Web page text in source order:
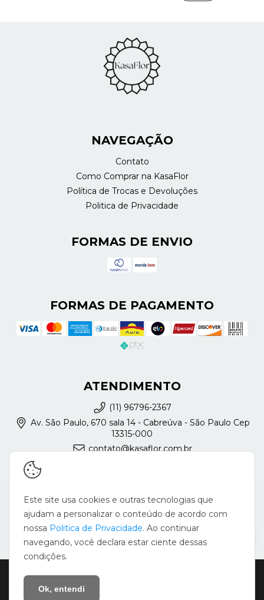
NAVEGAÇÃO
Contato
Como Comprar na KasaFlor
Política de Trocas e Devoluções
Politica de Privacidade
FORMAS DE ENVIO
FORMAS DE PAGAMENTO
ATENDIMENTO
(11) 96796-2367
Av. São Paulo, 670 sala 14 - Cabreúva - São Paulo Cep
13315-000
contato@kasaflor.com.br
Copyright Silvia Augusta França - KasaFlor - 22728371000127 - 2026.
Este site usa cookies e outras tecnologias que
ajudam a personalizar o conteúdo de acordo com
nossa Politica de Privacidade. Ao continuar
navegando, você declara estar ciente dessas
condições.
Ok, entendi